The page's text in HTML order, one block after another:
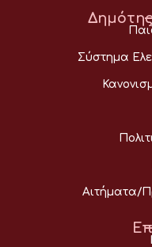
Σύστημα
Αιτήματα/